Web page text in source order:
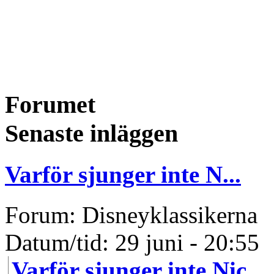
Forumet
Senaste inläggen
Varför sjunger inte N...
Forum: Disneyklassikerna
Datum/tid: 29 juni - 20:55